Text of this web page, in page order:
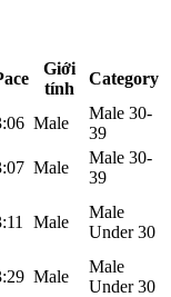
Giới
tính
Category
Male
Male 30-
39
Male
Male 30-
39
Male
Male
Under 30
Male
Male
Under 30